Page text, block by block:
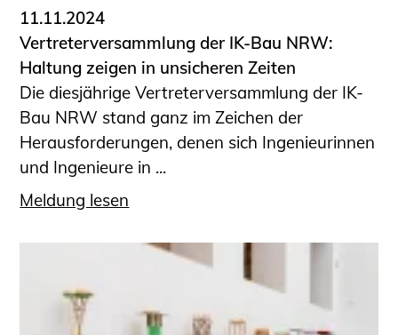
11.11.2024
Vertreterversammlung der IK-Bau NRW:
Haltung zeigen in unsicheren Zeiten
Die diesjährige Vertreterversammlung der IK-
Bau NRW stand ganz im Zeichen der
Herausforderungen, denen sich Ingenieurinnen
und Ingenieure in ...
Meldung lesen